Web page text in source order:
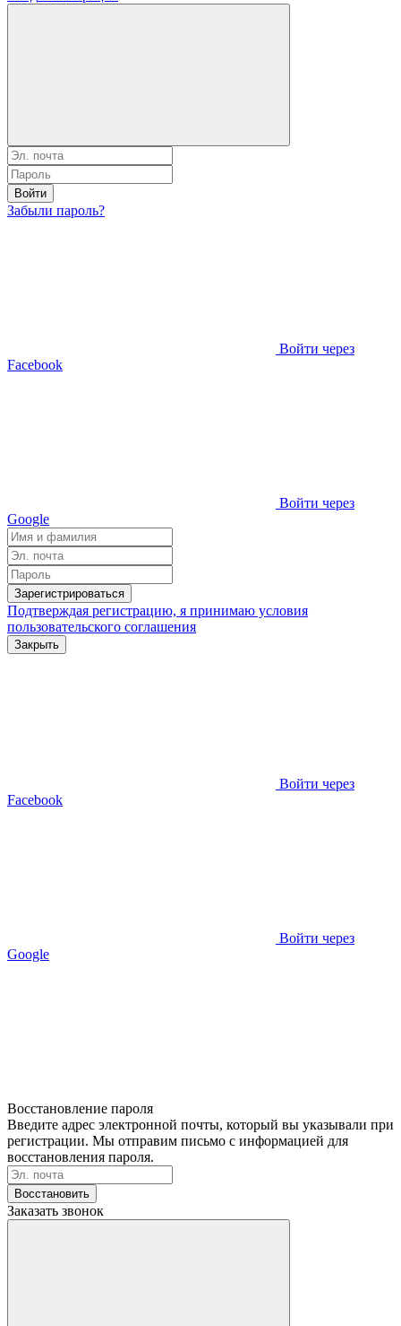
Войти
Забыли пароль?
Войти через
Facebook
Войти через
Google
Зарегистрироваться
Подтверждая регистрацию, я принимаю условия
пользовательского соглашения
Закрыть
Войти через
Facebook
Войти через
Google
Восстановление пароля
Введите адрес электронной почты, который вы указывали при
регистрации. Мы отправим письмо с информацией для
восстановления пароля.
Восстановить
Заказать звонок